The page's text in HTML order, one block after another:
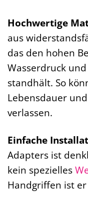
Hochwertige
aus
das den hohen
Wasserdruck
standhält. So
Lebensdauer
verlassen.
Einfache
Adapters ist
kein spezielles
Handgriffen ist